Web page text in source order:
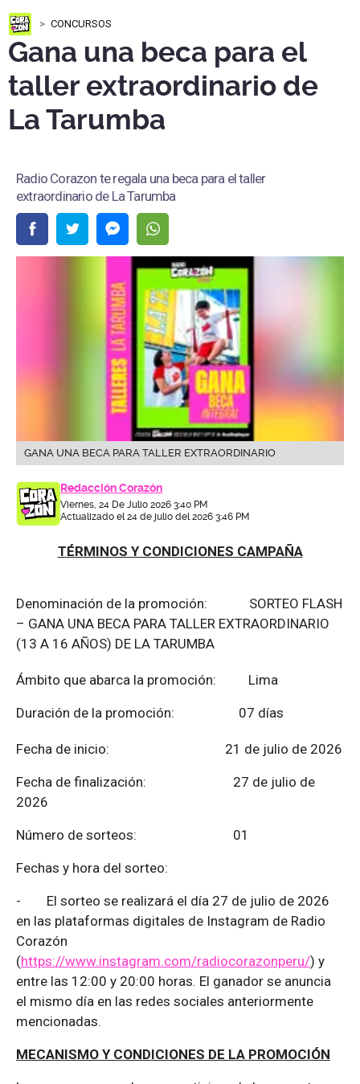
CONCURSOS
Gana una beca para el
taller extraordinario de
La Tarumba
Radio Corazon te regala una beca para el taller
extraordinario de La Tarumba
GANA UNA BECA PARA TALLER EXTRAORDINARIO
Redacción Corazón
Viernes, 24 De Julio 2026 3:40 PM
Actualizado el 24 de julio del 2026 3:46 PM
TÉRMINOS Y CONDICIONES CAMPAÑA
Denominación de la promoción: SORTEO FLASH
– GANA UNA BECA PARA TALLER EXTRAORDINARIO
(13 A 16 AÑOS) DE LA TARUMBA
Ámbito que abarca la promoción: Lima
Duración de la promoción: 07 días
Fecha de inicio: 21 de julio de 2026
Fecha de finalización:
27 de julio de
2026
Número de sorteos: 01
Fechas y hora del sorteo:
- El sorteo se realizará el día 27 de julio de 2026
en las plataformas digitales de Instagram de Radio
Corazón
(https://www.instagram.com/radiocorazonperu/) y
entre las 12:00 y 20:00 horas. El ganador se anuncia
el mismo día en las redes sociales anteriormente
mencionadas.
MECANISMO Y CONDICIONES DE LA PROMOCIÓN